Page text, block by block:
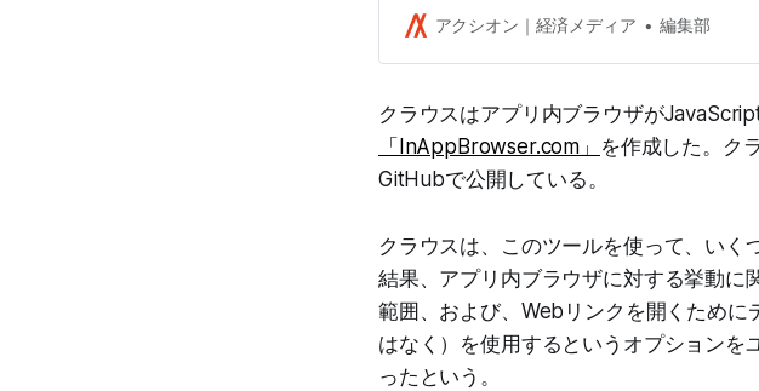
Googleエンジニアの調査により明らかになった
アクシオン｜経済メディア 編集部
クラウスはアプリ内ブラウザが
「InAppBrowser.com」 を作成した。ク
GitHubで公開している。
クラウスは、このツールを使って、い
結果、アプリ内ブラウザに対する挙動
範囲、および、Webリンクを開くため
はなく）を使用するというオプションを
ったという。